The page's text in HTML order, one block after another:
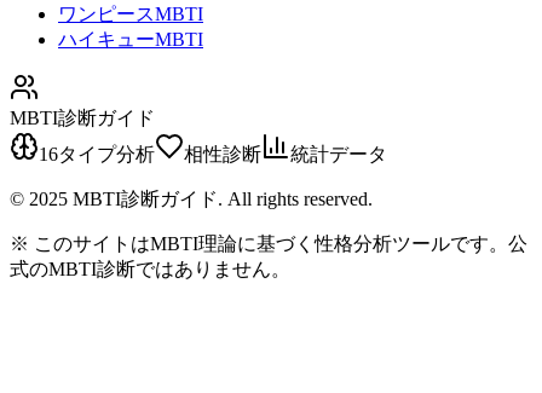
ワンピースMBTI
ハイキューMBTI
MBTI診断ガイド
16タイプ分析
相性診断 統計データ
© 2025 MBTI診断ガイド. All rights reserved.
※ このサイトはMBTI理論に基づく性格分析ツールです。公
式のMBTI診断ではありません。